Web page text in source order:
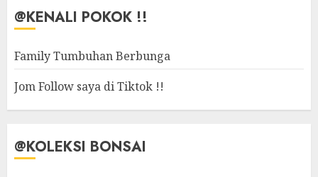
@KENALI POKOK !!
Family Tumbuhan Berbunga
Jom Follow saya di Tiktok !!
@KOLEKSI BONSAI